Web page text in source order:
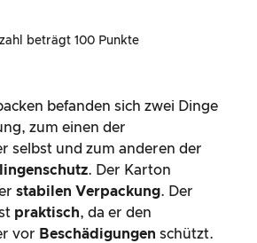
beträgt 100 Punkte
befanden sich zwei Dinge
zum einen der
selbst und zum anderen der
. Der Karton
stabilen Verpackung. Der
praktisch, da er den
vor Beschädigungen schützt.